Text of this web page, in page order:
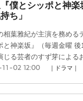
僕とシッポと神
ち」
葉雅紀が主演を務める
と神楽坂』（毎週金曜
じる芸者のすず芽による
02 12:00 ｜ドラマ｜